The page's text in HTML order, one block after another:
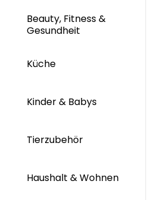
Beauty, Fitness &
Gesundheit
Küche
Kinder & Babys
Tierzubehör
Haushalt & Wohnen